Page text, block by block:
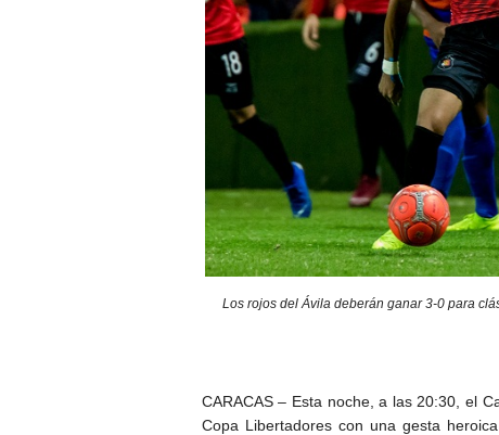
Los rojos del Ávila deberán ganar 3-0 para
CARACAS – Esta noche, a las 20:30, el
Copa Libertadores con una gesta